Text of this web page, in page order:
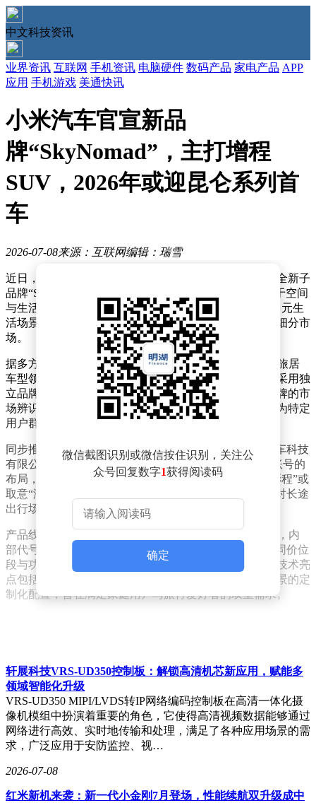
中文科技资讯
业界资讯 互联网 手机资讯 电脑硬件 数码产品 家电产品 APP
应用 手机游戏 美通快讯
小米汽车官宣新品
牌“SkyNomad”，主打增程
SUV，2026年或迎昆仑系列首
车
2026-07-08来源：互联网编辑：瑞雪
近日，小米汽车在品牌布局上迈出关键一步，正式推出全新子
品牌“SkyNomad”，官方释义为“天空，游牧者，一个关于空间
与生活的新名字”。这一命名传递出品牌对自由探索与多元生
活场景的追求，标志着小米汽车正式切入增程式电动车细分市
场。
据多方信息整合，该品牌将聚焦增程式家用SUV及户外旅居
车型领域，与小米主品牌形成差异化定位。旗下产品将采用独
立品牌标识，不再沿用小米汽车原有车标，以强化子品牌的市
场辨识度。这一策略既延续了小米生态的技术基因，又为特定
用户群体提供更精准的产品体验。
同步推进的还有中文品牌名“澎程”的注册工作。小米汽车科技
有限公司已悄然完成“小米澎程”公众号、视频号及B站账号的
布局，暗示其中文名称已进入落地阶段。行业推测，“澎程”或
取意“澎湃征程”，既呼应增程式技术特点，又体现品牌对长途
出行场景的深耕。
产品线规划方面，澎程品牌将主打中大型增程SUV市场，内
部代号“昆仑系列”。该系列预计推出多款车型，覆盖不同价位
段与功能需求。首款车型有望于2026年下半年亮相，其技术亮
点包括长续航增程系统、模块化空间设计及针对户外场景的定
制化配置，旨在满足家庭用户与旅行爱好者的双重需求。
微信截图识别或微信按住识别，关注公
众号回复数字1获得阅读码
确定
轩展科技VRS-UD350控制板：解锁高清机芯新应用，赋能多
领域智能化升级
VRS-UD350 MIPI/LVDS转IP网络编码控制板在高清一体化摄
像机模组中扮演着重要的角色，它使得高清视频数据能够通过
网络进行高效、实时地传输和处理，满足了各种应用场景的需
求，广泛应用于安防监控、视…
2026-07-08
红米新机来袭：新一代小金刚7月登场，性能续航双升级成中